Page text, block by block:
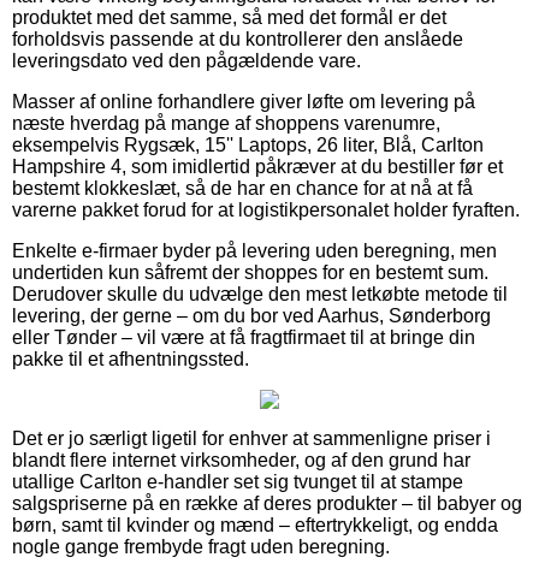
produktet med det samme, så med det formål er det
forholdsvis passende at du kontrollerer den anslåede
leveringsdato ved den pågældende vare.
Masser af online forhandlere giver løfte om levering på
næste hverdag på mange af shoppens varenumre,
eksempelvis Rygsæk, 15'' Laptops, 26 liter, Blå, Carlton
Hampshire 4, som imidlertid påkræver at du bestiller før et
bestemt klokkeslæt, så de har en chance for at nå at få
varerne pakket forud for at logistikpersonalet holder fyraften.
Enkelte e-firmaer byder på levering uden beregning, men
undertiden kun såfremt der shoppes for en bestemt sum.
Derudover skulle du udvælge den mest letkøbte metode til
levering, der gerne – om du bor ved Aarhus, Sønderborg
eller Tønder – vil være at få fragtfirmaet til at bringe din
pakke til et afhentningssted.
Det er jo særligt ligetil for enhver at sammenligne priser i
blandt flere internet virksomheder, og af den grund har
utallige Carlton e-handler set sig tvunget til at stampe
salgspriserne på en række af deres produkter – til babyer og
børn, samt til kvinder og mænd – eftertrykkeligt, og endda
nogle gange frembyde fragt uden beregning.